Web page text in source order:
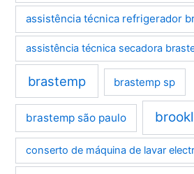
assistência técnica refrigerador
assistência técnica secadora
brastemp brastemp sp
brastemp são paulo
conserto de máquina de lavar